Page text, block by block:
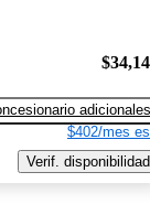
adicionales
$402/mes
Verif. disponibilidad